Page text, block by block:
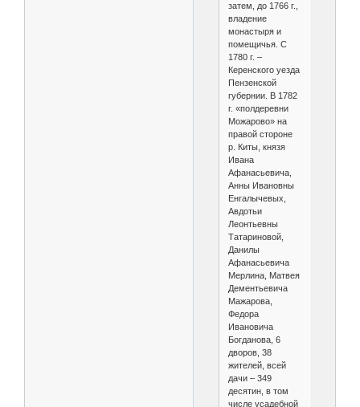
затем, до 1766 г.,
владение
монастыря и
помещичья. С
1780 г. –
Керенского уезда
Пензенской
губернии. В 1782
г. «полдеревни
Можарово» на
правой стороне
р. Киты, князя
Ивана
Афанасьевича,
Анны Ивановны
Енгалычевых,
Авдотьи
Леонтьевны
Татариновой,
Данилы
Афанасьевича
Мерлина, Матвея
Дементьевича
Мажарова,
Федора
Ивановича
Богданова, 6
дворов, 38
жителей, всей
дачи – 349
десятин, в том
числе усадебной